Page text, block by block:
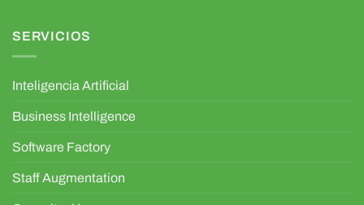
SERVICIOS
Inteligencia Artificial
Business Intelligence
Software Factory
Staff Augmentation